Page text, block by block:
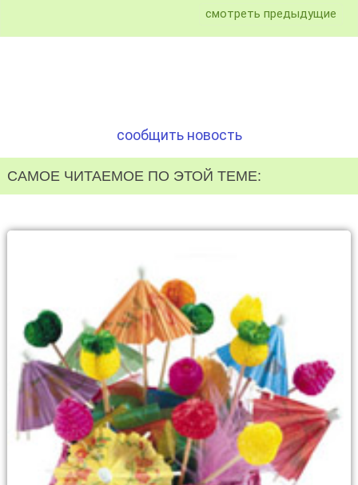
смотреть предыдущие
сообщить новость
САМОЕ ЧИТАЕМОЕ ПО ЭТОЙ ТЕМЕ: